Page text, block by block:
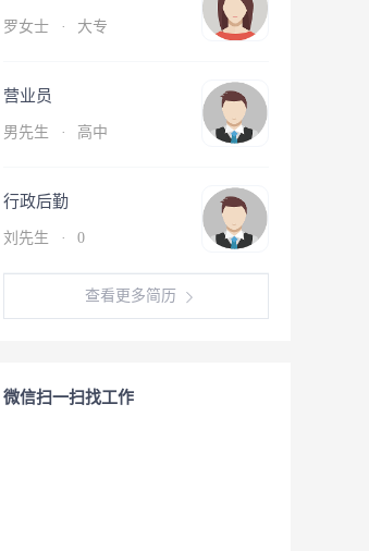
罗女士 · 大专
营业员
男先生 · 高中
行政后勤
刘先生 · 0
查看更多简历
微信扫一扫找工作